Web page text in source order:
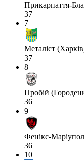
Прикарпаття-
37
7
Металіст
37
8
Пробій
36
9
Фенікс-
36
10